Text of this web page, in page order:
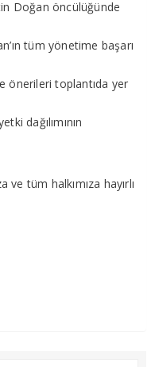
Doğan öncülüğünde
tüm yönetime başarı
önerileri toplantıda yer
dağılımının
ve tüm halkımıza hayırlı